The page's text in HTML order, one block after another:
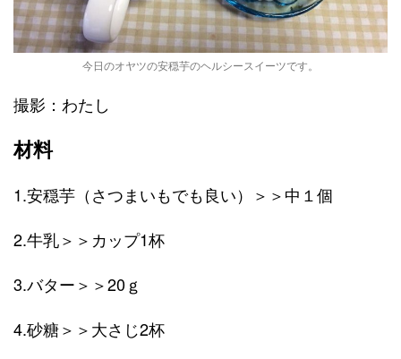
今日のオヤツの安穏芋のヘルシースイーツです。
撮影：わたし
材料
1.安穏芋（さつまいもでも良い）＞＞中１個
2.牛乳＞＞カップ1杯
3.バター＞＞20ｇ
4.砂糖＞＞大さじ2杯